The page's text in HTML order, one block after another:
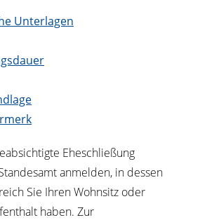
Unterlagen
Eheschließung
anmelden, in dessen
Sie Ihren Wohnsitz oder
haben. Zur